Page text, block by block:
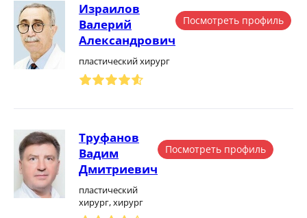
Израилов
Валерий
Александрович
пластический хирург
Посмотреть профиль
Труфанов
Вадим
Дмитриевич
пластический
хирург, хирург
Посмотреть профиль